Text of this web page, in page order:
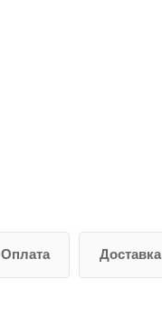
Оплата Доставка